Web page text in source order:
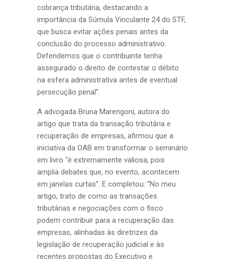
cobrança tributária, destacando a
importância da Súmula Vinculante 24 do STF,
que busca evitar ações penais antes da
conclusão do processo administrativo.
Defendemos que o contribuinte tenha
assegurado o direito de contestar o débito
na esfera administrativa antes de eventual
persecução penal”.
A advogada Bruna Marengoni, autora do
artigo que trata da transação tributária e
recuperação de empresas, afirmou que a
iniciativa da OAB em transformar o seminário
em livro “é extremamente valiosa, pois
amplia debates que, no evento, acontecem
em janelas curtas”. E completou: “No meu
artigo, trato de como as transações
tributárias e negociações com o fisco
podem contribuir para a recuperação das
empresas, alinhadas às diretrizes da
legislação de recuperação judicial e às
recentes propostas do Executivo e